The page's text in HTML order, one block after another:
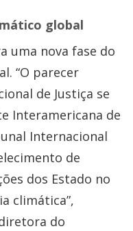
global
uma nova fase do
“O parecer
de Justiça se
Interamericana de
Internacional
de
dos Estado no
climática”,
do